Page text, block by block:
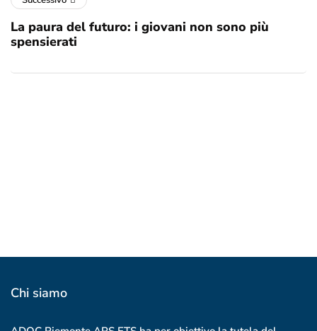
La paura del futuro: i giovani non sono più
spensierati
Chi siamo